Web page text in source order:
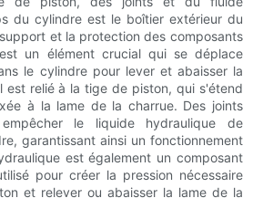
du cylindre est le boîtier extérieur du
et la protection des composants
un élément crucial qui se déplace
le cylindre pour lever et abaisser la
est relié à la tige de piston, qui s'étend
à la lame de la charrue. Des joints
le liquide hydraulique de
garantissant ainsi un fonctionnement
est également un composant
pour créer la pression nécessaire
et relever ou abaisser la lame de la